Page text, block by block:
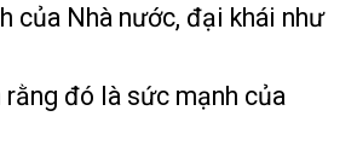
của Nhà nước, đại khái như
rằng đó là sức mạnh của